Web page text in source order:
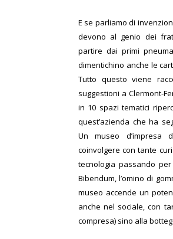
E se parliamo di
devono al genio dei
partire dai primi
dimentichino anche le
Tutto questo viene
suggestioni a Clermont-
in 10 spazi tematici
quest’azienda che ha
Un museo d’impresa
coinvolgere con tante
tecnologia passando
Bibendum, l’omino di
museo accende un
anche nel sociale, con
compresa) sino alla